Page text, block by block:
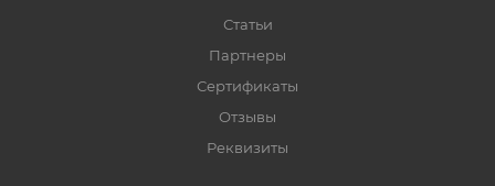
Статьи
Партнеры
Сертификаты
Отзывы
Реквизиты